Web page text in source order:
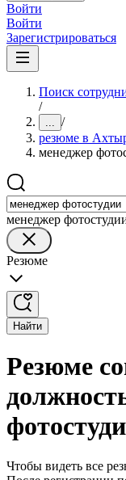
Войти
Войти
Зарегистрироваться
Поиск
/
... /
резюме в
менеджер
менеджер
Резюме
Найти
Резюме
Чтобы видеть все